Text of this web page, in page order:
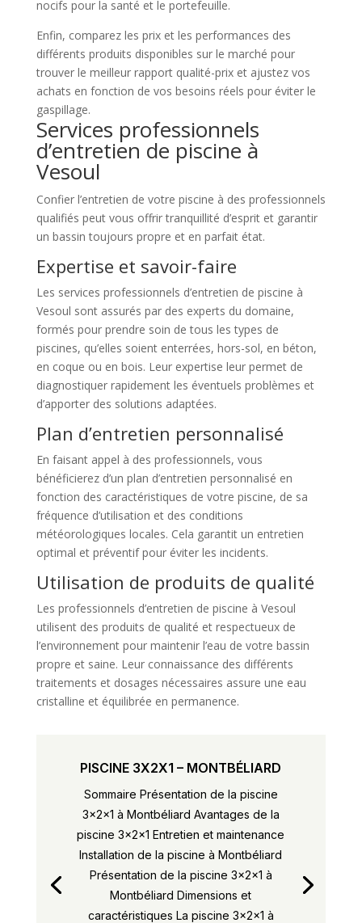
nocifs pour la santé et le portefeuille.
Enfin, comparez les prix et les performances des
différents produits disponibles sur le marché pour
trouver le meilleur rapport qualité-prix et ajustez vos
achats en fonction de vos besoins réels pour éviter le
gaspillage.
Services professionnels
d’entretien de piscine à
Vesoul
Confier l’entretien de votre piscine à des professionnels
qualifiés peut vous offrir tranquillité d’esprit et garantir
un bassin toujours propre et en parfait état.
Expertise et savoir-faire
Les services professionnels d’entretien de piscine à
Vesoul sont assurés par des experts du domaine,
formés pour prendre soin de tous les types de
piscines, qu’elles soient enterrées, hors-sol, en béton,
en coque ou en bois. Leur expertise leur permet de
diagnostiquer rapidement les éventuels problèmes et
d’apporter des solutions adaptées.
Plan d’entretien personnalisé
En faisant appel à des professionnels, vous
bénéficierez d’un plan d’entretien personnalisé en
fonction des caractéristiques de votre piscine, de sa
fréquence d’utilisation et des conditions
météorologiques locales. Cela garantit un entretien
optimal et préventif pour éviter les incidents.
Utilisation de produits de qualité
Les professionnels d’entretien de piscine à Vesoul
utilisent des produits de qualité et respectueux de
l’environnement pour maintenir l’eau de votre bassin
propre et saine. Leur connaissance des différents
traitements et dosages nécessaires assure une eau
cristalline et équilibrée en permanence.
PISCINE 3X2X1 – MONTBÉLIARD
Sommaire Présentation de la piscine
3x2x1 à Montbéliard Avantages de la
piscine 3x2x1 Entretien et maintenance
Installation de la piscine à Montbéliard
Présentation de la piscine 3x2x1 à
Montbéliard Dimensions et
caractéristiques La piscine 3x2x1 à